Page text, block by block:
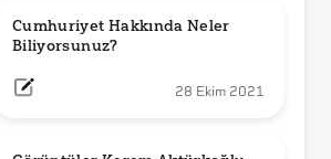
Cumhuriyet Hakkında Neler
Biliyorsunuz?
28 Ekim 2021